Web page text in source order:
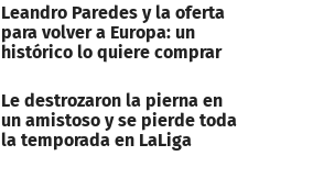
Leandro Paredes y la oferta
para volver a Europa: un
histórico lo quiere comprar
Le destrozaron la pierna en
un amistoso y se pierde toda
la temporada en LaLiga